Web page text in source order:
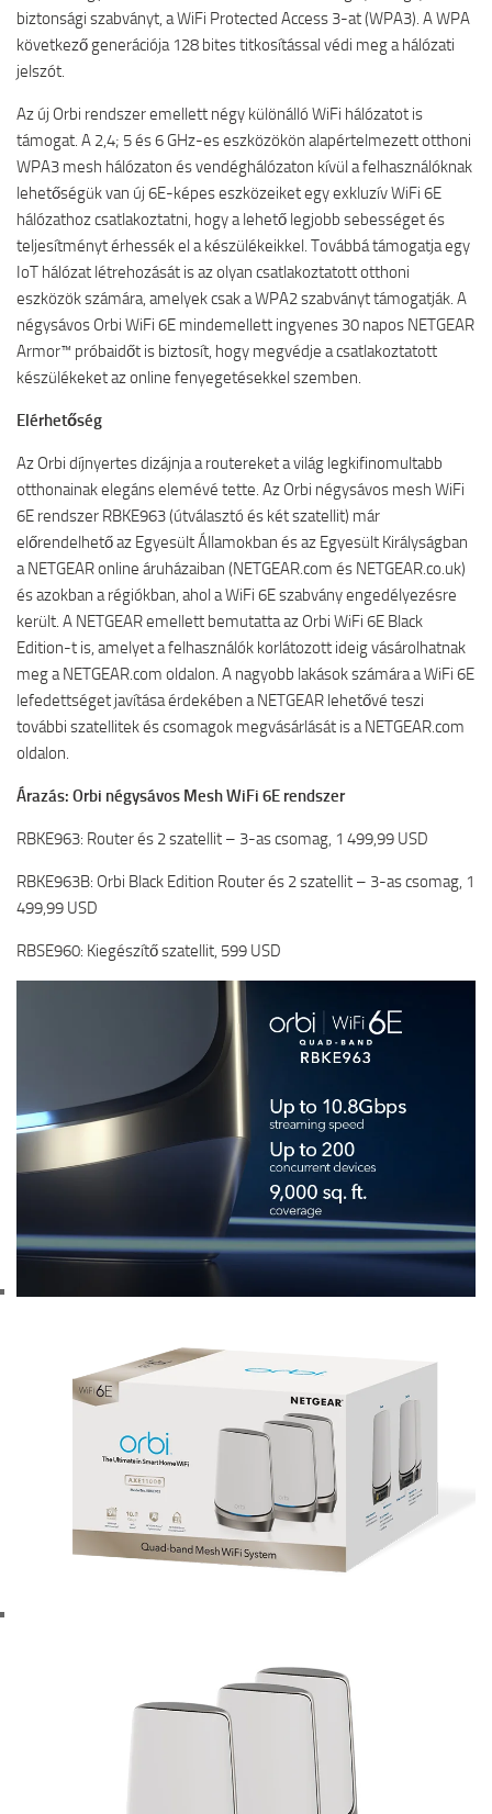
biztonsági szabványt, a WiFi Protected Access 3-at (WPA3). A WPA
következő generációja 128 bites titkosítással védi meg a hálózati
jelszót.
Az új Orbi rendszer emellett négy különálló WiFi hálózatot is
támogat. A 2,4; 5 és 6 GHz-es eszközökön alapértelmezett otthoni
WPA3 mesh hálózaton és vendéghálózaton kívül a felhasználóknak
lehetőségük van új 6E-képes eszközeiket egy exkluzív WiFi 6E
hálózathoz csatlakoztatni, hogy a lehető legjobb sebességet és
teljesítményt érhessék el a készülékeikkel. Továbbá támogatja egy
IoT hálózat létrehozását is az olyan csatlakoztatott otthoni
eszközök számára, amelyek csak a WPA2 szabványt támogatják. A
négysávos Orbi WiFi 6E mindemellett ingyenes 30 napos NETGEAR
Armor™ próbaidőt is biztosít, hogy megvédje a csatlakoztatott
készülékeket az online fenyegetésekkel szemben.
Elérhetőség
Az Orbi díjnyertes dizájnja a routereket a világ legkifinomultabb
otthonainak elegáns elemévé tette. Az Orbi négysávos mesh WiFi
6E rendszer RBKE963 (útválasztó és két szatellit) már
előrendelhető az Egyesült Államokban és az Egyesült Királyságban
a NETGEAR online áruházaiban (NETGEAR.com és NETGEAR.co.uk)
és azokban a régiókban, ahol a WiFi 6E szabvány engedélyezésre
került. A NETGEAR emellett bemutatta az Orbi WiFi 6E Black
Edition-t is, amelyet a felhasználók korlátozott ideig vásárolhatnak
meg a NETGEAR.com oldalon. A nagyobb lakások számára a WiFi 6E
lefedettséget javítása érdekében a NETGEAR lehetővé teszi
további szatellitek és csomagok megvásárlását is a NETGEAR.com
oldalon.
Árazás: Orbi négysávos Mesh WiFi 6E rendszer
RBKE963: Router és 2 szatellit – 3-as csomag, 1 499,99 USD
RBKE963B: Orbi Black Edition Router és 2 szatellit – 3-as csomag, 1
499,99 USD
RBSE960: Kiegészítő szatellit, 599 USD